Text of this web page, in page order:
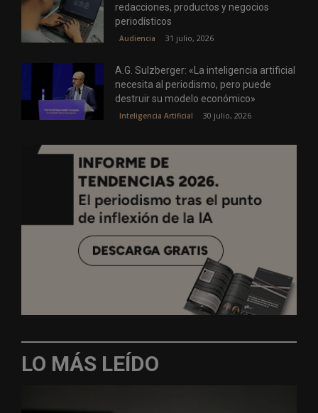
redacciones, productos y negocios
periodísticos
Audiencia 31 julio, 2026
A.G. Sulzberger: «La inteligencia artificial
necesita al periodismo, pero puede
destruir su modelo económico»
Inteligencia Artificial 30 julio, 2026
LO MÁS LEÍDO